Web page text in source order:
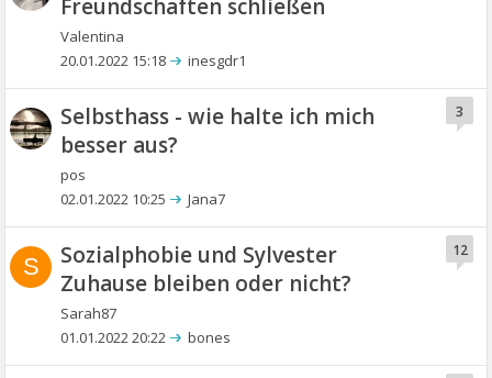
Freundschaften schließen
Valentina
20.01.2022 15:18 inesgdr1
Selbsthass - wie halte ich mich
besser aus?
pos
3
02.01.2022 10:25 Jana7
S
Sozialphobie und Sylvester
Zuhause bleiben oder nicht?
Sarah87
12
01.01.2022 20:22 bones